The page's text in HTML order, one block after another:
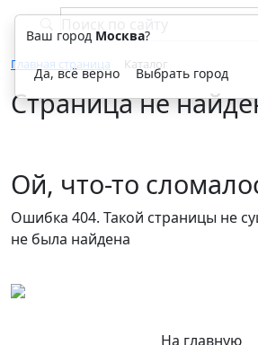
Главная страница Каталог
Страница не
Ой, что-то
Ошибка 404. Такой страницы не
не была найдена
На главную
Ваш город Москва?
Да, всё верно Выбрать город